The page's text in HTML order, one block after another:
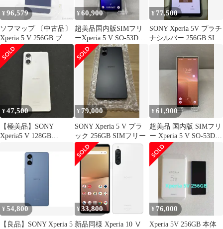
¥96,579
ソフマップ 〔中古品〕
Xperia 5 V 256GB ブル
ー XQ-DE44 SIMフリー
【198】
¥60,900
超美品国内版SIMフリ
ーXperia 5 V SO-53D
128GBブルー色
¥ 77,500
SONY Xperia 5V プラチ
ナシルバー 256GB SIM
¥47,500
【極美品】SONY
Xperia5 V 128GB
¥ 79,000
SONY Xperia 5 V ブラ
ック 256GB SIMフリー
¥61,900
超美品 国内版 SIMフリ
ー Xperia 5 V SO-53D
128GB プラチナシルバ
ー色
¥54,800
【良品】SONY Xperia 5
¥33,800
新品同様 Xperia 10 Ⅴ
¥ 76,000
Xperia 5V 256GB 本体